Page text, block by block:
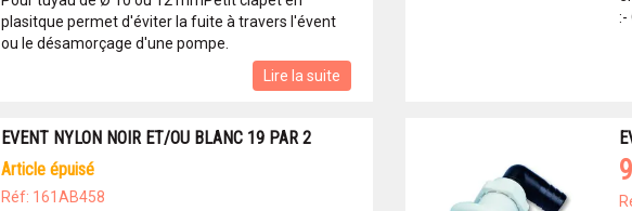
plasitque permet d'éviter la fuite à travers l'évent
ou le désamorçage d'une pompe.
Lire la suite
:-
EVENT NYLON NOIR ET/OU BLANC 19 PAR 2
article épuisé
Réf: 161AB458